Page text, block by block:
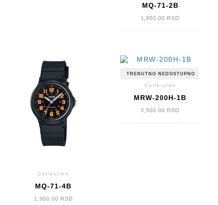
MQ-71-2B
1,900.00 RSD
Collection
MQ-71-4B
1,900.00 RSD
TRENUTNO NEDOSTUPNO
Collection
MRW-200H-1B
3,900.00 RSD